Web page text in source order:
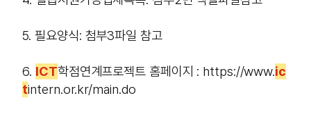
5. 필요양식: 첨부3파일 참고
6. ICT학점연계프로젝트 홈페이지 : https://www.ic
tintern.or.kr/main.do